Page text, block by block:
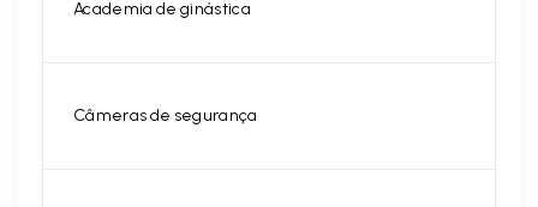
Academia de ginástica
Câmeras de segurança